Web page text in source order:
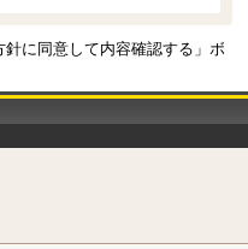
に同意して内容確認する」ボ